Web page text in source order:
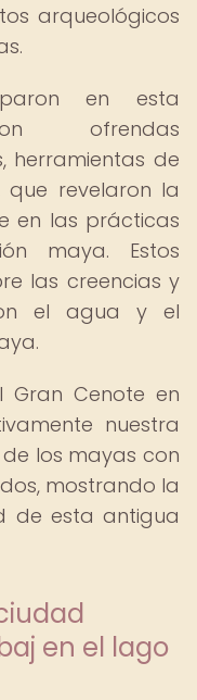
arqueológicos
en esta
ofrendas
herramientas de
que revelaron la
en las prácticas
maya. Estos
las creencias y
el agua y el
Gran Cenote en
nuestra
los mayas con
mostrando la
de esta antigua
en el lago